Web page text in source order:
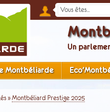
Un
Montbéliarde
» Montbéliard Prestige 2025